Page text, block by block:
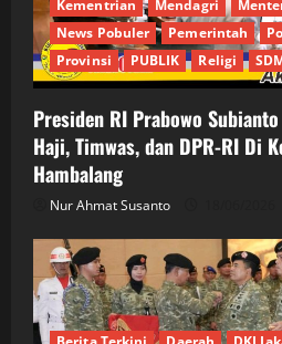
Kementrian
Mendagri
News Pobuler
Pemerintah
Provinsi
PUBLIK Religi
Presiden RI Prabowo
Haji, Timwas, dan DPR-RI Di
Hambalang
Nur Ahmat Susanto